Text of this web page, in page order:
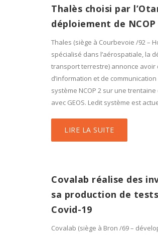
Thalès choisi par
déploiement de NCOP
Thales (siège à Courbevoie /92 –
spécialisé dans l’aérospatiale, la
transport terrestre) annonce avoir
d’information et de
système NCOP 2 sur une
avec GEOS. Ledit système est
LIRE LA SUITE
Covalab réalise des
sa production de
Covid-19
Covalab (siège à Bron /69 –